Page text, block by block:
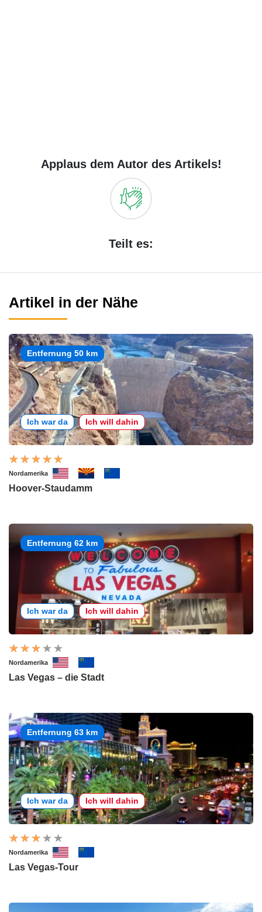
Applaus dem Autor des Artikels!
Teilt es:
Artikel in der Nähe
Entfernung 50 km
Ich war da Ich will dahin
Nordamerika
Hoover-Staudamm
Entfernung 62 km
Ich war da Ich will dahin
Nordamerika
Las Vegas – die Stadt
Entfernung 63 km
Ich war da Ich will dahin
Nordamerika
Las Vegas-Tour